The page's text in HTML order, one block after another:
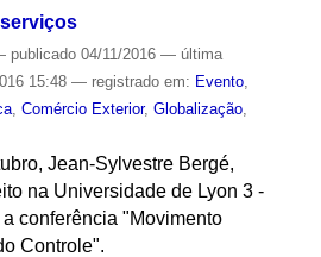
publicado04/11/2016 — última
15:48 — registrado em: Evento,
, Comércio Exterior, Globalização,
Jean-Sylvestre Bergé,
na Universidade de Lyon 3 -
conferência "Movimento
Controle".